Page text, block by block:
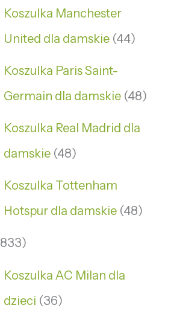
Koszulka Manchester
United dla damskie 44
Koszulka Paris Saint-
Germain dla damskie 48
Koszulka Real Madrid dla
damskie 48
Koszulka Tottenham
Hotspur dla damskie 48
833
Koszulka AC Milan dla
dzieci 36